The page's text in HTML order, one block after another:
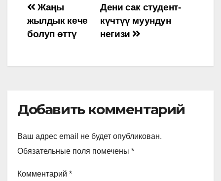
Навигация
по
Дени сак студент-
күчтүү муундун
негизи
Жаңы
жылдык кече
болуп өттү
Добавить комментарий
Ваш адрес email не будет опубликован.
Обязательные поля помечены *
Комментарий *